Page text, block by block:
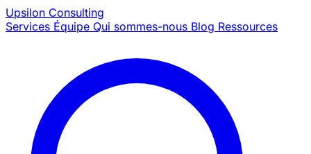
Upsilon Consulting
Services Équipe Qui sommes-nous Blog Ressources